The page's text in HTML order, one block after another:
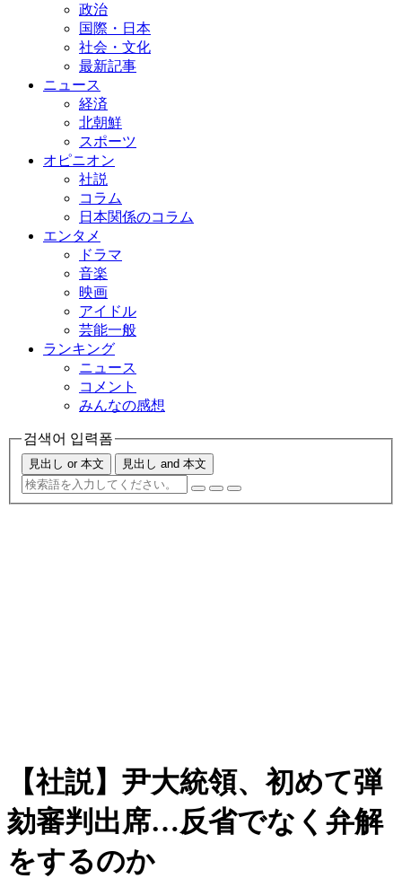
政治
国際・日本
社会・文化
最新記事
ニュース
経済
北朝鮮
スポーツ
オピニオン
社説
コラム
日本関係のコラム
エンタメ
ドラマ
音楽
映画
アイドル
芸能一般
ランキング
ニュース
コメント
みんなの感想
검색어 입력폼
見出し or 本文 見出し and 本文
【社説】尹大統領、初めて弾
劾審判出席…反省でなく弁解
をするのか